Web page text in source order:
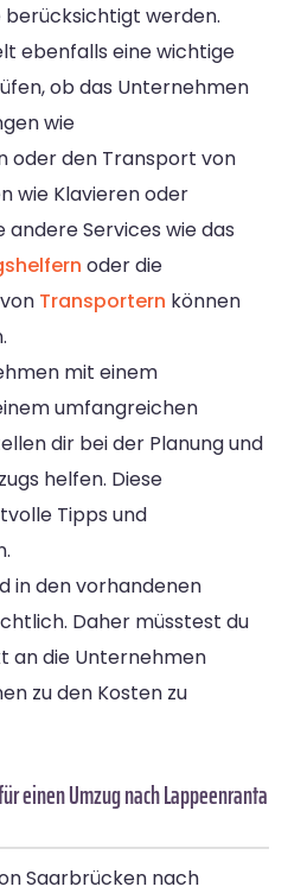
berücksichtigt werden.
ebenfalls eine wichtige
ob das Unternehmen
wie
oder den Transport von
wie Klavieren oder
andere Services wie das
oder die
Transportern können
mit einem
umfangreichen
dir bei der Planung und
helfen. Diese
Tipps und
in den vorhandenen
Daher müsstest du
an die Unternehmen
zu den Kosten zu
einen Umzug nach Lappeenranta
Saarbrücken nach